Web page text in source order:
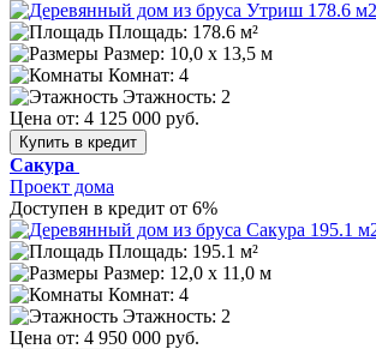
Площадь: 178.6 м²
Размер: 10,0 х 13,5 м
Комнат: 4
Этажность: 2
Цена от: 4 125 000 руб.
Купить в кредит
Сакура
Проект дома
Доступен в кредит от 6%
Площадь: 195.1 м²
Размер: 12,0 х 11,0 м
Комнат: 4
Этажность: 2
Цена от: 4 950 000 руб.